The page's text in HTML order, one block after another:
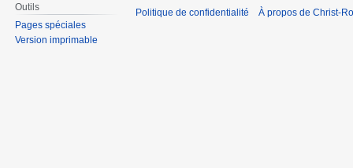
Outils
Pages spéciales
Version imprimable
Politique de confidentialité À propos de Christ-